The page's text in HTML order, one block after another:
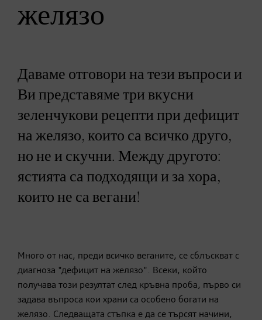
желязо
Даваме отговори на тези въпроси и
Ви представяме три вкусни
зеленчукови рецепти при дефицит
на желязо, които са всичко друго,
но не и скучни. Между другото:
ястията са подходящи и за хора,
които не са вегани!
Много от нас, преди всичко веганите, се сблъскват с
диагноза "дефицит на желязо". Всеки, който
получава този резултат след кръвна проба, първо си
задава въпроса кои храни са особено богати на
желязо. Следващата стъпка е да се търсят начини,